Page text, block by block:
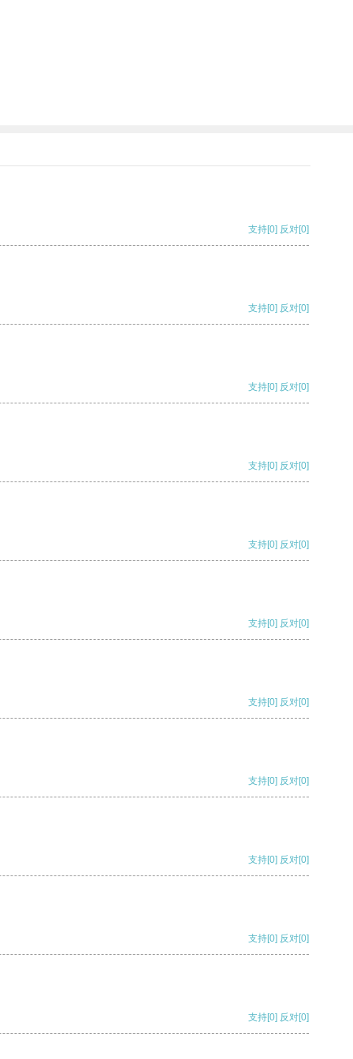
支持[0] 反对[0]
支持[0] 反对[0]
支持[0] 反对[0]
支持[0] 反对[0]
支持[0] 反对[0]
支持[0] 反对[0]
支持[0] 反对[0]
支持[0] 反对[0]
支持[0] 反对[0]
支持[0] 反对[0]
支持[0] 反对[0]